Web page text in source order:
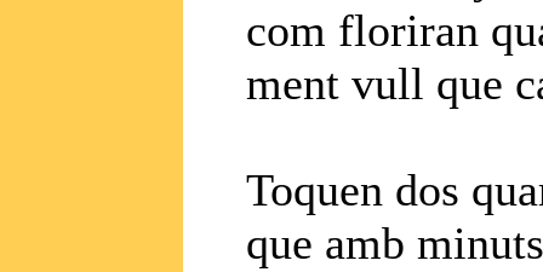
com floriran
ment vull que
Toquen dos
que amb